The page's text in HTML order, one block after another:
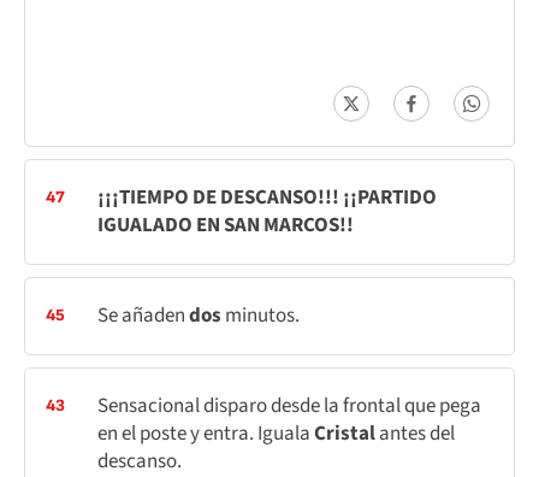
47
¡¡¡TIEMPO DE DESCANSO!!! ¡¡PARTIDO
IGUALADO EN SAN MARCOS!!
45 Se añadendos minutos.
43
Sensacional disparo desde la frontal que pega
en el poste y entra. IgualaCristalantes del
descanso.